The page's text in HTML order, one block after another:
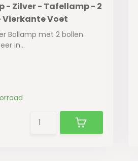
- Zilver - Tafellamp - 2
Vierkante Voet
Bollamp met 2 bollen
in...